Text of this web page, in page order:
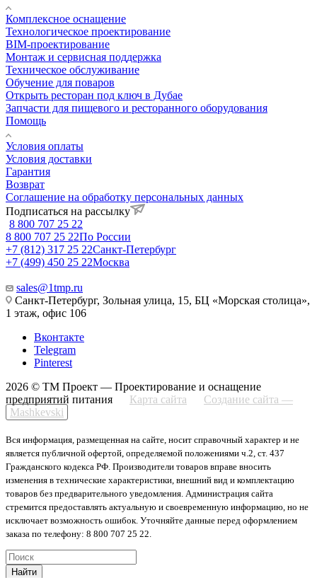
Комплексное оснащение
Технологическое проектирование
BIM-проектирование
Монтаж и сервисная поддержка
Техническое обслуживание
Обучение для поваров
Открыть ресторан под ключ в Дубае
Запчасти для пищевого и ресторанного оборудования
Помощь
Условия оплаты
Условия доставки
Гарантия
Возврат
Соглашение на обработку персональных данных
Подписаться на рассылку
8 800 707 25 22
8 800 707 25 22По России
+7 (812) 317 25 22Санкт-Петербург
+7 (499) 450 25 22Москва
sales@1tmp.ru
Санкт-Петербург, Зольная улица, 15, БЦ «Морская столица»,
1 этаж, офис 106
Вконтакте
Telegram
Pinterest
2026 © ТМ Проект — Проектирование и оснащение
предприятий питания
Карта сайта
Создание сайта —
Mashkevski
Вся информация, размещенная на сайте, носит справочный характер и не
является публичной офертой, определяемой положениями ч.2, ст. 437
Гражданского кодекса РФ. Производители товаров вправе вносить
изменения в технические характеристики, внешний вид и комплектацию
товаров без предварительного уведомления. Администрация сайта
стремится предоставлять актуальную и своевременную информацию, но не
исключает возможность ошибок. Уточняйте данные перед оформлением
заказа по телефону: 8 800 707 25 22.
Найти